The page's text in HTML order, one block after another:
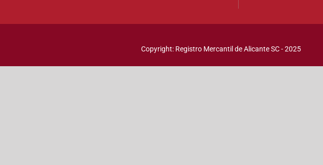
Copyright: Registro Mercantil de Alicante SC - 2025